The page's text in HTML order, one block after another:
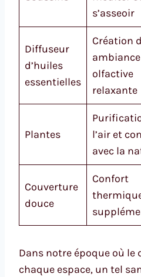
s’asseoir
Diffuseur
d’huiles
essentielles
Création
ambiance
olfactive
relaxante
Plantes
l’air et
avec la
Couverture
douce
Confort
Dans notre époque où
chaque espace, un tel